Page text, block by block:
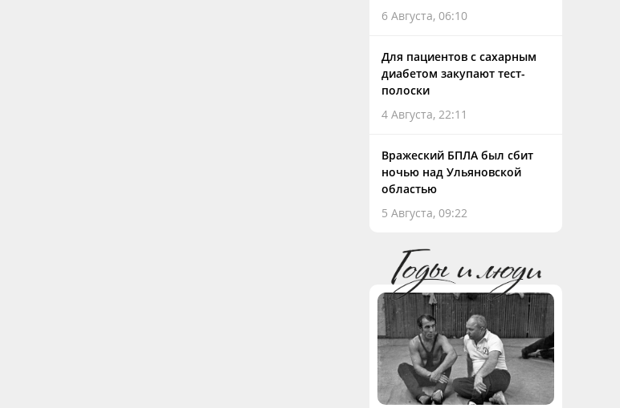
6 Августа, 06:10
Для пациентов с сахарным
диабетом закупают тест-
полоски
4 Августа, 22:11
Вражеский БПЛА был сбит
ночью над Ульяновской
областью
5 Августа, 09:22